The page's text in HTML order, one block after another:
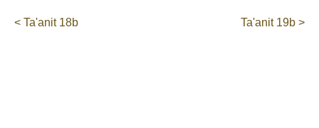
< Ta'anit 18b Ta'anit 19b >